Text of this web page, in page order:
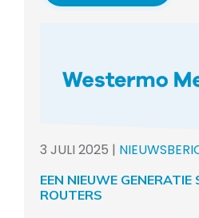
3 JULI 2025 |
EEN NIEUWE GENERATIE
ROUTERS